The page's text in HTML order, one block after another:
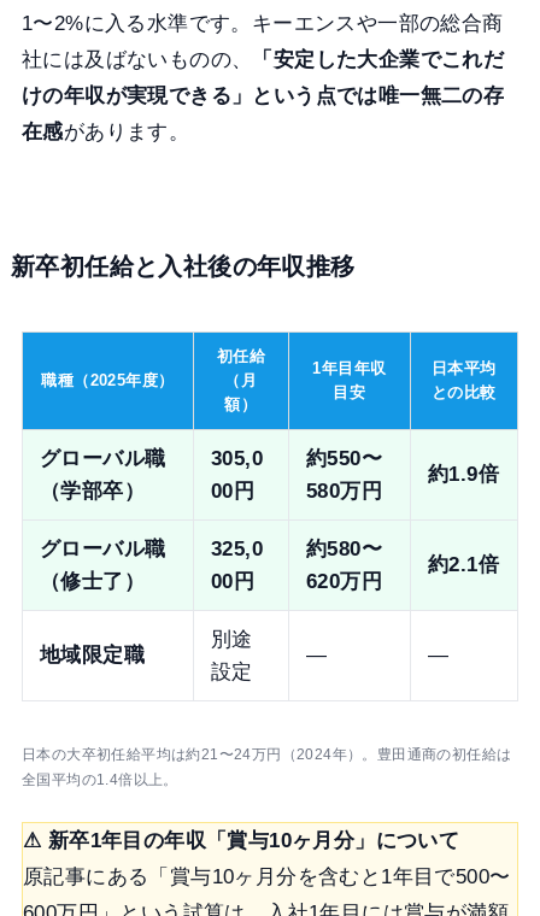
1〜2%に入る水準です。キーエンスや一部の総合商
社には及ばないものの、
「安定した大企業でこれだ
けの年収が実現できる」という点では唯一無二の存
在感があります。
新卒初任給と入社後の年収推移
職種（2025年度）
初任給
（月
額）
1年目年収
目安
日本平均
との比較
グローバル職
（学部卒）
305,0
00円
約550〜
580万円
約1.9倍
グローバル職
（修士了）
325,0
00円
約580〜
620万円
約2.1倍
地域限定職
別途
設定
— —
日本の大卒初任給平均は約21〜24万円（2024年）。豊田通商の初任給は
全国平均の1.4倍以上。
⚠ 新卒1年目の年収「賞与10ヶ月分」について
原記事にある「賞与10ヶ月分を含むと1年目で500〜